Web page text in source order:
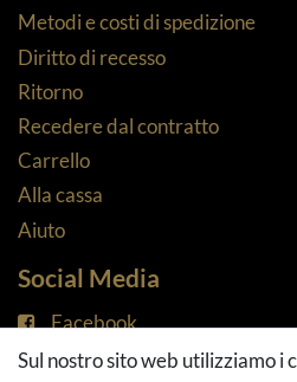
Metodi e costi di spedizione
Diritto di recesso
Ritorno
Recedere dal contratto
Carrello
Alla cassa
Aiuto
Social Media
Facebook
Instagram
Sul nostro sito web utilizziamo i